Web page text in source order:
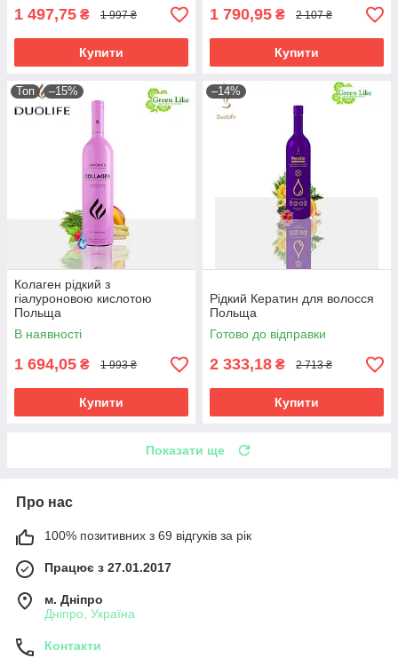
1 497,75 ₴ 1 997 ₴
Купити
1 790,95 ₴ 2 107 ₴
Купити
Топ –15%
Колаген рідкий з
гіалуроновою кислотою
Польща
В наявності
1 694,05 ₴ 1 993 ₴
Купити
–14%
Рідкий Кератин для волосся
Польща
Готово до відправки
2 333,18 ₴ 2 713 ₴
Купити
Показати ще
Про нас
100% позитивних з 69 відгуків за рік
Працює з 27.01.2017
м. Дніпро
Дніпро, Україна
Контакти